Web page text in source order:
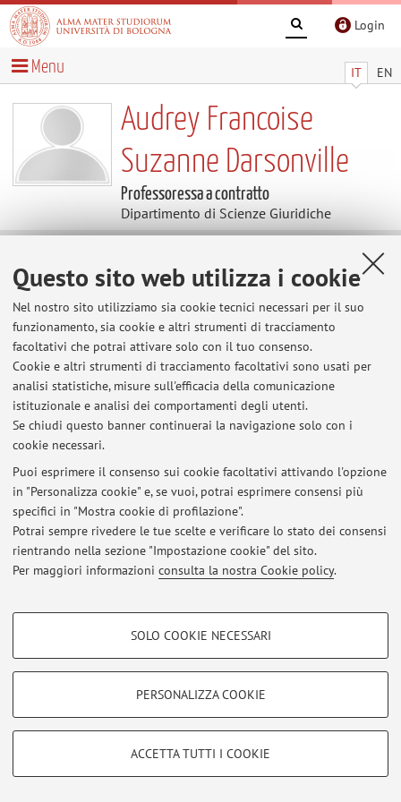
Questo sito web utilizza i cookie
Nel nostro sito utilizziamo sia cookie tecnici necessari per il suo
funzionamento, sia cookie e altri strumenti di tracciamento
facoltativi che potrai attivare solo con il tuo consenso.
Cookie e altri strumenti di tracciamento facoltativi sono usati per
analisi statistiche, misure sull'efficacia della comunicazione
istituzionale e analisi dei comportamenti degli utenti.
Se chiudi questo banner continuerai la navigazione solo con i
cookie necessari.
Puoi esprimere il consenso sui cookie facoltativi attivando l'opzione
in "Personalizza cookie" e, se vuoi, potrai esprimere consensi più
specifici in "Mostra cookie di profilazione".
Potrai sempre rivedere le tue scelte e verificare lo stato dei consensi
rientrando nella sezione "Impostazione cookie" del sito.
Per maggiori informazioni consulta la nostra Cookie policy.
COOKIE DI PROFILAZIONE - FACOLTATIVI
COOKIE TECNICI - NECESSARI
Si tratta di cookie tecnici utilizzati, a titolo esemplificativo, per il corretto
SOLO COOKIE NECESSARI
PERSONALIZZA COOKIE
ACCETTA TUTTI I COOKIE
Login
IT EN
Menu
Audrey Francoise
Suzanne Darsonville
Professoressa a contratto
Dipartimento di Scienze Giuridiche
Avvisi
Al momento non sono presenti avvisi.
Area riservata
Accedi tramite loginper gestire tutti i contenuti del sito.
© 2026 - ALMA MATER STUDIORUM - Università di Bologna - Via
Zamboni, 33 - 40126 Bologna - Partita IVA: 01131710376
Privacy|Note legali|Impostazioni Cookie